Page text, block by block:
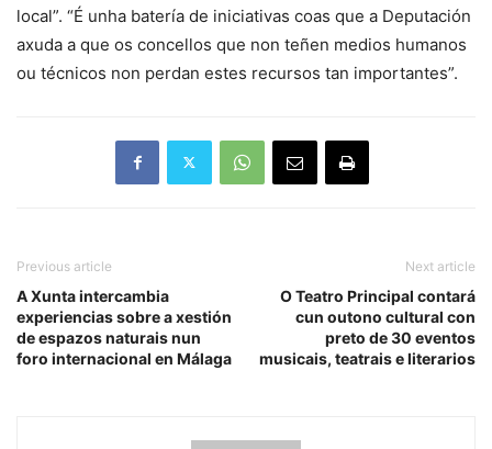
local”. “É unha batería de iniciativas coas que a Deputación
axuda a que os concellos que non teñen medios humanos
ou técnicos non perdan estes recursos tan importantes”.
Previous article
A Xunta intercambia
experiencias sobre a xestión
de espazos naturais nun
foro internacional en Málaga
Next article
O Teatro Principal contará
cun outono cultural con
preto de 30 eventos
musicais, teatrais e literarios